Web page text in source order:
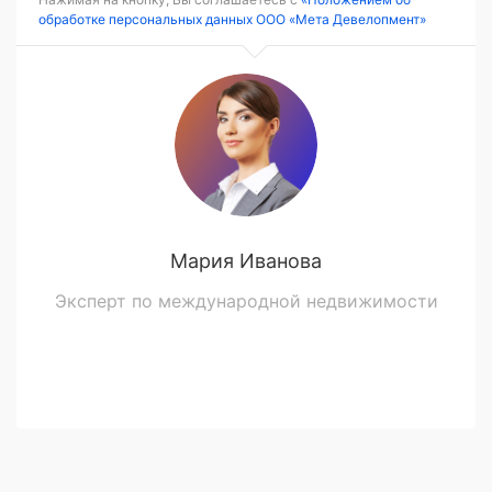
обработке персональных данных ООО «Мета Девелопмент»
Мария Иванова
Эксперт по международной недвижимости